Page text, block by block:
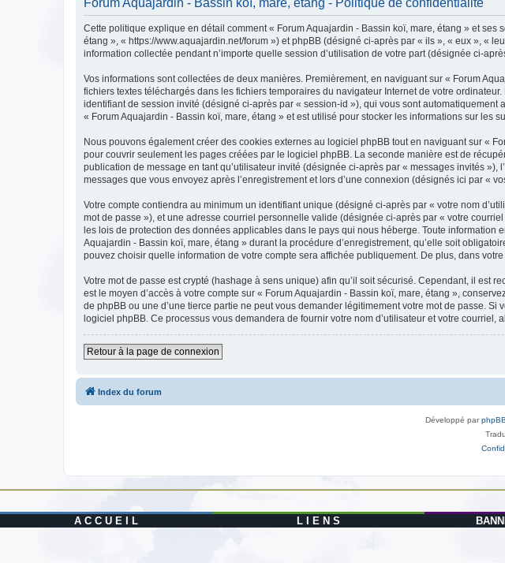
Forum Aquajardin - Bassin koï, mare, étang - Politique de confidentialité
Cette politique explique en détail comment « Forum Aquajardin - Bassin koï, mare, étang » et
étang », « https://www.aquajardin.net/forum ») et phpBB (désigné ci-après par « ils », « eux », «
information collectée pendant n’importe quelle session d’utilisation de votre part (désignée ci-
Vos informations sont collectées de deux manières. Premièrement, en naviguant sur « Forum
fichiers textes téléchargés dans les fichiers temporaires du navigateur Internet de votre
identifiant de session invité (désigné ci-après par « session-id »), qui vous sont
« Forum Aquajardin - Bassin koï, mare, étang » et est utilisé pour stocker les informations sur les
Nous pouvons également créer des cookies externes au logiciel phpBB tout en naviguant sur «
pour couvrir seulement les pages créées par le logiciel phpBB. La seconde manière est de
publication de message en tant qu’utilisateur invité (désignée ci-après par « messages invités
messages que vous envoyez après l’enregistrement et lors d’une connexion (désignés ici par «
Votre compte contiendra au minimum un identifiant unique (désigné ci-après par « votre nom
mot de passe »), et une adresse courriel personnelle valide (désignée ci-après par « votre
les lois de protection des données applicables dans le pays qui nous héberge. Toute
Aquajardin - Bassin koï, mare, étang » durant la procédure d’enregistrement, qu’elle soit
pouvez choisir quelle information de votre compte sera affichée publiquement. De plus, dans
Votre mot de passe est crypté (hashage à sens unique) afin qu’il soit sécurisé. Cependant, il est
est le moyen d’accès à votre compte sur « Forum Aquajardin - Bassin koï, mare, étang »,
de phpBB ou une d’une tierce partie ne peut vous demander légitimement votre mot de passe.
logiciel phpBB. Ce processus vous demandera de fournir votre nom d’utilisateur et votre
Retour à la page de connexion
Index du forum
Développé parphpBB
A C C U E I L L I E N S